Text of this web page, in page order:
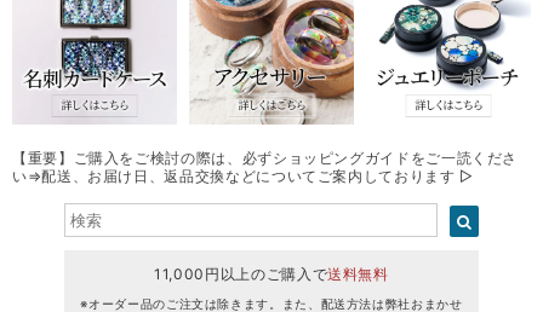
【重要】ご購入をご検討の際は、必ずショッピングガイドをご一読くださ
い⇒配送、お届け日、返品交換などについてご案内しております ▷
11,000円以上のご購入で送料無料
※オーダー品のご注文は除きます。また、配送方法は弊社おまかせ